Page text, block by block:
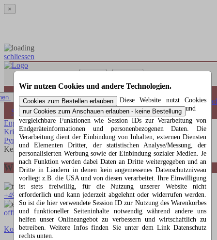
×
schliessen
Wir nutzen Cookies und andere Technologien.
Diese Website nutzt Cookies
und
vergleichbare Funktionen wie Session IDs zur Verarbeitung von
Endgeräteinformationen und personenbezogenen Daten. Die
Verarbeitung dient der Einbindung von Inhalten, externen Diensten
und Elementen Dritter, der statistischen Analyse/Messung, der
personalisierten Werbung sowie der Einbindung sozialer Medien. Je
nach Funktion werden dabei Daten an Dritte weitergegeben und an
Dritte in Ländern in denen kein angemessenes Datenschutzniveau
vorliegt z.B. die USA und von diesen verarbeitet. Ihre Einwilligung
ist stets freiwillig, für die Nutzung unserer Website nicht
erforderlich und kann jederzeit abgelehnt oder widerrufen werden.
So ist die hier verwendete Session ID zur Nutzung des Warenkorbes
und funktioneller Seiteninhalte notwendig während andere uns
helfen unser Onlineangebot zu verbessern und wirtschaftlich zu
betreiben. Weitere Infos finden Sie unter dem Link Datenschutz
rechts unten.
0 Artikel
Warenkorb
Menü Suchen
Startseite » Emil A. Schalling Shop
Engel + Bergmann28
Krippe22
Pyramiden21
Kein Artikel gefunden
Wir helfen Ihnen gerne weiter
+49 (0)35205 752742
office@schwibbogen-liebhabershop.de
Kontakt ImpressumAGB Datenschutz Cookies